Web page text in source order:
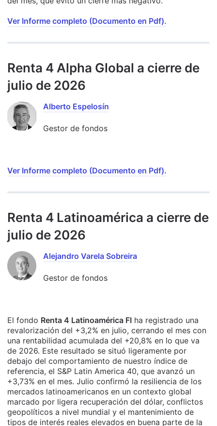
Ver Informe completo (Documento en Pdf).
Renta 4 Alpha Global a cierre de
julio de 2026
Alberto Espelosín
Gestor de fondos
Ver Informe completo (Documento en Pdf).
Renta 4 Latinoamérica a cierre de
julio de 2026
Alejandro Varela Sobreira
Gestor de fondos
El fondo Renta 4 Latinoamérica FI ha registrado una
revalorización del +3,2% en julio, cerrando el mes con
una rentabilidad acumulada del +20,8% en lo que va
de 2026. Este resultado se situó ligeramente por
debajo del comportamiento de nuestro índice de
referencia, el S&P Latin America 40, que avanzó un
+3,73% en el mes. Julio confirmó la resiliencia de los
mercados latinoamericanos en un contexto global
marcado por ligera recuperación del dólar, conflictos
geopolíticos a nivel mundial y el mantenimiento de
tipos de interés reales elevados en buena parte de la